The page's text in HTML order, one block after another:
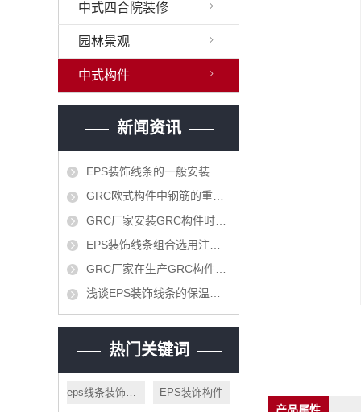
中式四合院装修
园林景观
中式构件
新闻资讯
EPS装饰线条的一般安装步骤
GRC欧式构件中钢筋的重要作用
GRC厂家安装GRC构件时怎样可节省时间
EPS装饰线条组合选用注意什么
GRC厂家​在生产GRC构件时需要注意哪些呢
浅谈EPS装饰线条的保温功能
热门关键词
EPS装饰构件